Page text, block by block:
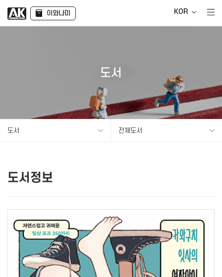
이와나미 KOR
도서
도서 전체도서
도서정보